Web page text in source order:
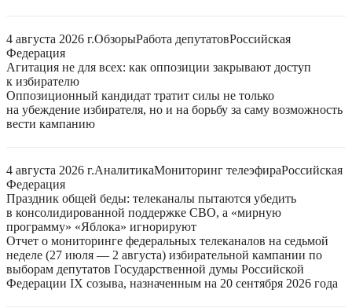
4 августа 2026 г.ОбзорыРабота депутатовРоссийская
Федерация
Агитация не для всех: как оппозиции закрывают доступ
к избирателю
Оппозиционный кандидат тратит силы не только
на убеждение избирателя, но и на борьбу за саму возможность
вести кампанию
4 августа 2026 г.АналитикаМониторинг телеэфираРоссийская
Федерация
Праздник общей беды: телеканалы пытаются убедить
в консолидированной поддержке СВО, а «мирную
программу» «Яблока» игнорируют
Отчет о мониторинге федеральных телеканалов на седьмой
неделе (27 июля — 2 августа) избирательной кампании по
выборам депутатов Государственной думы Российской
Федерации IX созыва, назначенным на 20 сентября 2026 года